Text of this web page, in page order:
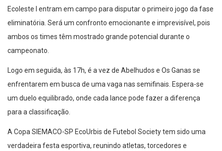
Ecoleste I entram em campo para disputar o primeiro jogo da fase
eliminatória. Será um confronto emocionante e imprevisível, pois
ambos os times têm mostrado grande potencial durante o
campeonato.
Logo em seguida, às 17h, é a vez de Abelhudos e Os Ganas se
enfrentarem em busca de uma vaga nas semifinais. Espera-se
um duelo equilibrado, onde cada lance pode fazer a diferença
para a classificação.
A Copa SIEMACO-SP EcoUrbis de Futebol Society tem sido uma
verdadeira festa esportiva, reunindo atletas, torcedores e